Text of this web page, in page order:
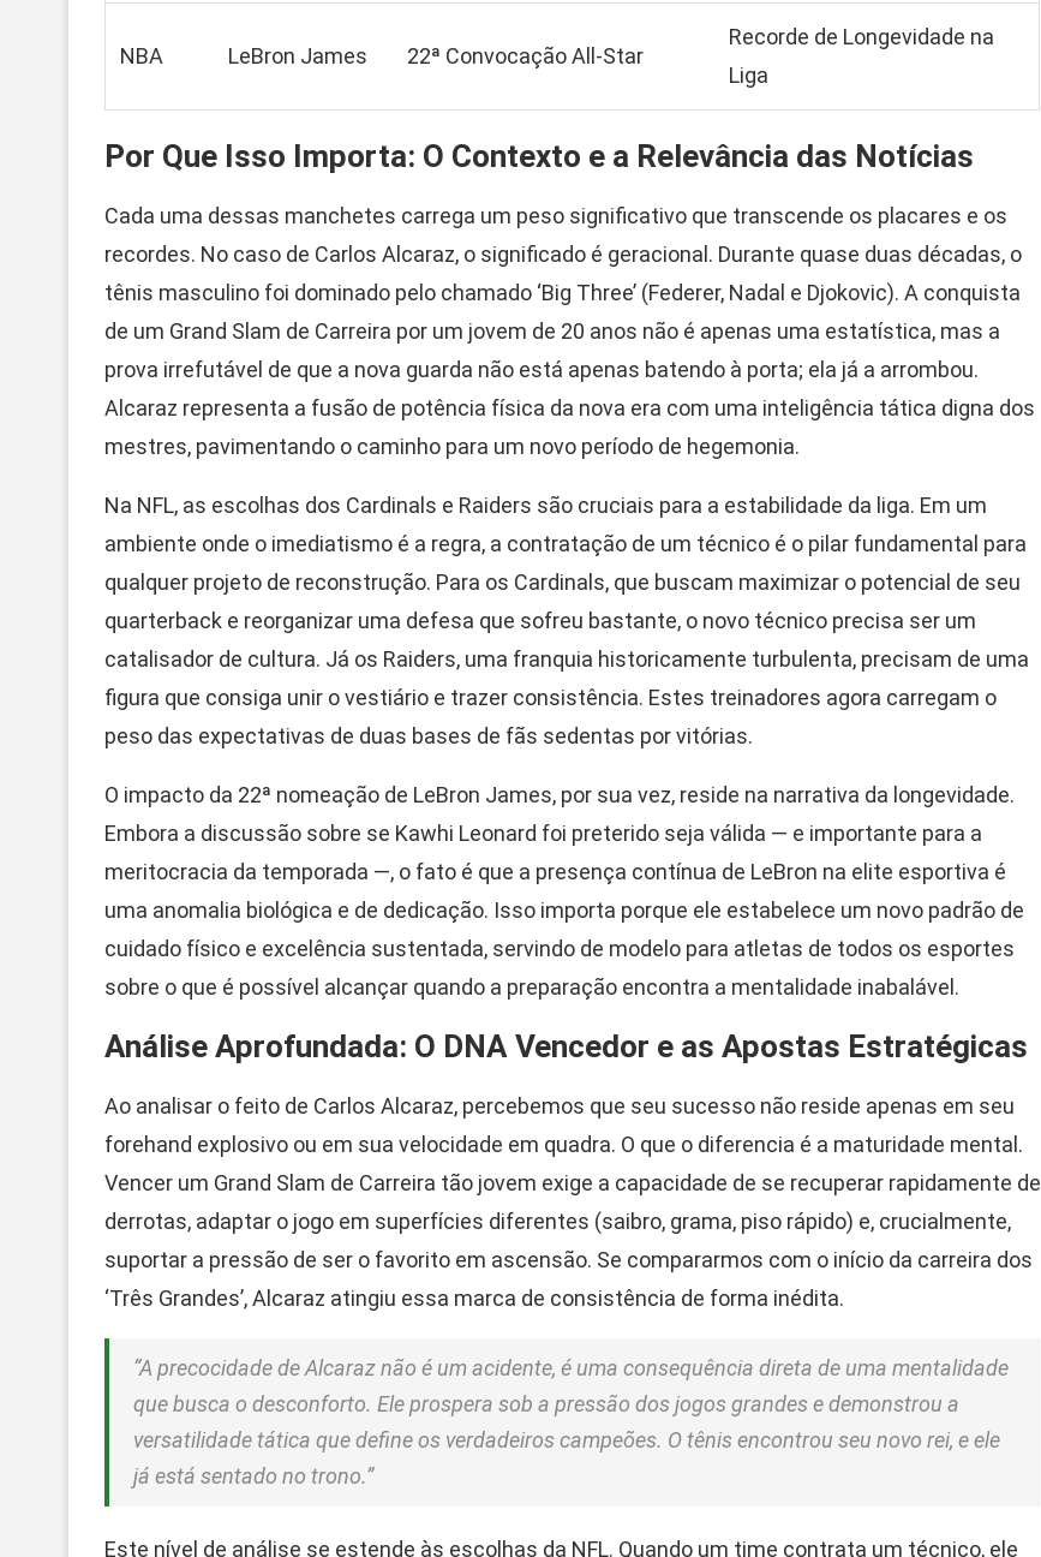
NBA LeBron James 22ª Convocação All-Star
Recorde de Longevidade na
Liga
Por Que Isso Importa: O Contexto e a Relevância das Notícias
Cada uma dessas manchetes carrega um peso significativo que transcende os placares e os
recordes. No caso de Carlos Alcaraz, o significado é geracional. Durante quase duas décadas, o
tênis masculino foi dominado pelo chamado ‘Big Three’ (Federer, Nadal e Djokovic). A conquista
de um Grand Slam de Carreira por um jovem de 20 anos não é apenas uma estatística, mas a
prova irrefutável de que a nova guarda não está apenas batendo à porta; ela já a arrombou.
Alcaraz representa a fusão de potência física da nova era com uma inteligência tática digna dos
mestres, pavimentando o caminho para um novo período de hegemonia.
Na NFL, as escolhas dos Cardinals e Raiders são cruciais para a estabilidade da liga. Em um
ambiente onde o imediatismo é a regra, a contratação de um técnico é o pilar fundamental para
qualquer projeto de reconstrução. Para os Cardinals, que buscam maximizar o potencial de seu
quarterback e reorganizar uma defesa que sofreu bastante, o novo técnico precisa ser um
catalisador de cultura. Já os Raiders, uma franquia historicamente turbulenta, precisam de uma
figura que consiga unir o vestiário e trazer consistência. Estes treinadores agora carregam o
peso das expectativas de duas bases de fãs sedentas por vitórias.
O impacto da 22ª nomeação de LeBron James, por sua vez, reside na narrativa da longevidade.
Embora a discussão sobre se Kawhi Leonard foi preterido seja válida — e importante para a
meritocracia da temporada —, o fato é que a presença contínua de LeBron na elite esportiva é
uma anomalia biológica e de dedicação. Isso importa porque ele estabelece um novo padrão de
cuidado físico e excelência sustentada, servindo de modelo para atletas de todos os esportes
sobre o que é possível alcançar quando a preparação encontra a mentalidade inabalável.
Análise Aprofundada: O DNA Vencedor e as Apostas Estratégicas
Ao analisar o feito de Carlos Alcaraz, percebemos que seu sucesso não reside apenas em seu
forehand explosivo ou em sua velocidade em quadra. O que o diferencia é a maturidade mental.
Vencer um Grand Slam de Carreira tão jovem exige a capacidade de se recuperar rapidamente de
derrotas, adaptar o jogo em superfícies diferentes (saibro, grama, piso rápido) e, crucialmente,
suportar a pressão de ser o favorito em ascensão. Se compararmos com o início da carreira dos
‘Três Grandes’, Alcaraz atingiu essa marca de consistência de forma inédita.
“A precocidade de Alcaraz não é um acidente, é uma consequência direta de uma mentalidade
que busca o desconforto. Ele prospera sob a pressão dos jogos grandes e demonstrou a
versatilidade tática que define os verdadeiros campeões. O tênis encontrou seu novo rei, e ele
já está sentado no trono.”
Este nível de análise se estende às escolhas da NFL. Quando um time contrata um técnico, ele